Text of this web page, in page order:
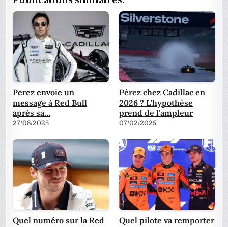
Perez envoie un
message à Red Bull
après sa…
27/08/2025
Pérez chez Cadillac en
2026 ? L’hypothèse
prend de l’ampleur
07/02/2025
Quel numéro sur la Red
Quel pilote va remporter